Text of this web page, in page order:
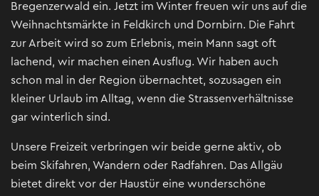
Bregenzerwald ein. Jetzt im Winter freuen wir uns auf die
Weihnachtsmärkte in Feldkirch und Dornbirn. Die Fahrt
zur Arbeit wird so zum Erlebnis, mein Mann sagt oft
lachend, wir machen einen Ausflug. Wir haben auch
schon mal in der Region übernachtet, sozusagen ein
kleiner Urlaub im Alltag, wenn die Strassenverhältnisse
gar winterlich sind.
Unsere Freizeit verbringen wir beide gerne aktiv, ob
beim Skifahren, Wandern oder Radfahren. Das Allgäu
bietet direkt vor der Haustür eine wunderschöne